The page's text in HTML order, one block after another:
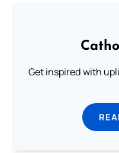
Get inspired with